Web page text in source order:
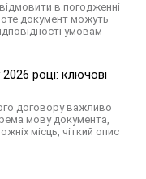
в погодженні
документ можуть
умовам
році: ключові
договору важливо
мову документа,
місць, чіткий опис